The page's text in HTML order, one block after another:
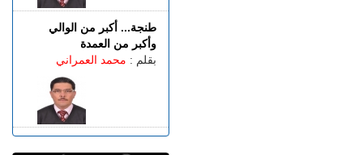
طنجة... أكبر من الوالي
وأكبر من العمدة
بقلم : محمد العمراني